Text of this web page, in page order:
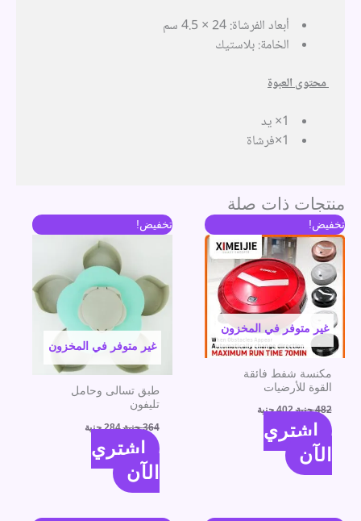
أبعاد الفرشاة: 24 × 4.5 سم
الخامة: بلاستيك
محتوى العبوة
منتجات ذات صلة
تخفيض!
غير متوفر في المخزون
مكنسة شفط فائقة
القوة للأرضيات
482 جنية
الأصلي
هو:
482 جنية.
402 جنية
الحالي
هو:
402 جنية.
اشتري
الآن
تخفيض!
غير متوفر في المخزون
طبق تسالى وحامل
تليفون
364 جنية
الأصلي
هو:
364 جنية.
284 جنية
الحالي
284 جنية.
اشتري
الآن